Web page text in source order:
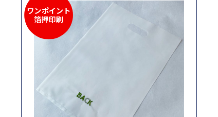
ワンポイント
箔押印刷